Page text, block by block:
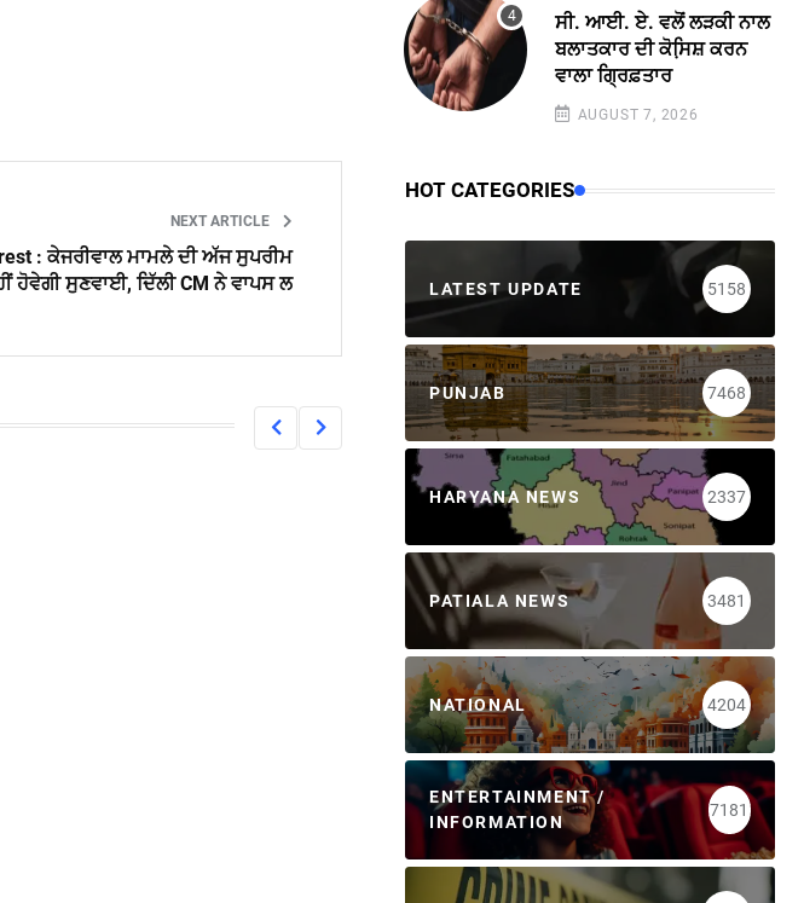
NEXT ARTICLE
: ਕੇਜਰੀਵਾਲ ਮਾਮਲੇ ਦੀ ਅੱਜ ਸੁਪਰੀਮ
ਹੋਵੇਗੀ ਸੁਣਵਾਈ, ਦਿੱਲੀ CM ਨੇ ਵਾਪਸ ਲ
ਸੀ. ਆਈ. ਏ. ਵਲੋਂ ਲੜਕੀ ਨਾਲ
ਬਲਾਤਕਾਰ ਦੀ ਕੋਸਿ਼ਸ਼ ਕਰਨ
ਵਾਲਾ ਗ੍ਰਿਫ਼ਤਾਰ
AUGUST 7, 2026
HOT CATEGORIES
LATEST UPDATE 5158
PUNJAB 7468
HARYANA NEWS 2337
PATIALA NEWS 3481
NATIONAL 4204
ENTERTAINMENT /
INFORMATION
7181